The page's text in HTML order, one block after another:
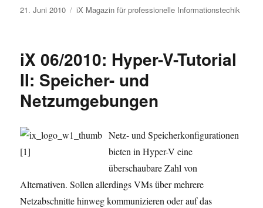
Veröffentlicht
21. Juni 2010 Kategorien
iX Magazin für professionelle Informationstechik
iX 06/2010: Hyper-V-Tutorial
II: Speicher- und
Netzumgebungen
Netz- und Speicherkonfigurationen
bieten in Hyper-V eine
überschaubare Zahl von
Alternativen. Sollen allerdings VMs über mehrere
Netzabschnitte hinweg kommunizieren oder auf das